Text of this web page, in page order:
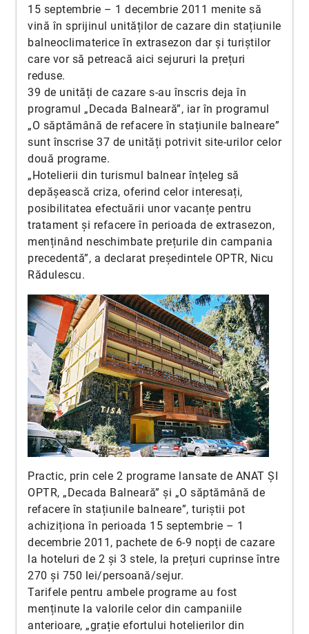
15 septembrie – 1 decembrie 2011 menite să
vină în sprijinul unităților de cazare din stațiunile
balneoclimaterice în extrasezon dar și turiștilor
care vor să petreacă aici sejururi la prețuri
reduse.
39 de unități de cazare s-au înscris deja în
programul „Decada Balneară”, iar în programul
„O săptămână de refacere în stațiunile balneare”
sunt înscrise 37 de unități potrivit site-urilor celor
două programe.
„Hotelierii din turismul balnear înțeleg să
depășească criza, oferind celor interesați,
posibilitatea efectuării unor vacanțe pentru
tratament și refacere în perioada de extrasezon,
menținând neschimbate prețurile din campania
precedentă”, a declarat președintele OPTR, Nicu
Rădulescu.
Practic, prin cele 2 programe lansate de ANAT ȘI
OPTR, „Decada Balneară” și „O săptămână de
refacere în stațiunile balneare”, turiștii pot
achiziționa în perioada 15 septembrie – 1
decembrie 2011, pachete de 6-9 nopți de cazare
la hoteluri de 2 și 3 stele, la prețuri cuprinse între
270 și 750 lei/persoană/sejur.
Tarifele pentru ambele programe au fost
menținute la valorile celor din campaniile
anterioare, „grație efortului hotelierilor din